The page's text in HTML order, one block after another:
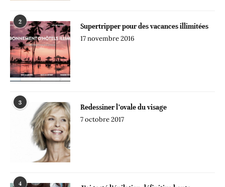
2
Supertripper pour des vacances illimitées
17 novembre 2016
3
Redessiner l’ovale du visage
7 octobre 2017
4